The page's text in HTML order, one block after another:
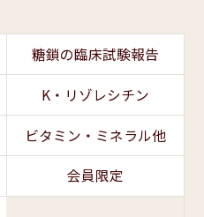
糖鎖の臨床試験報告
K・リゾレシチン
ビタミン・ミネラル他
会員限定